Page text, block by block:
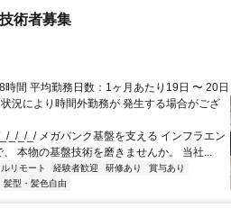
術者募集
間 平均勤務日数：1ヶ月あたり19日 〜 20日
況により時間外勤務が 発生する場合がござ
_/_/_/ メガバンク基盤を支える インフラエン
本物の基盤技術を磨きませんか。 当社...
ルリモート 経験者歓迎 研修あり
賞与あり
髪型・髪色自由